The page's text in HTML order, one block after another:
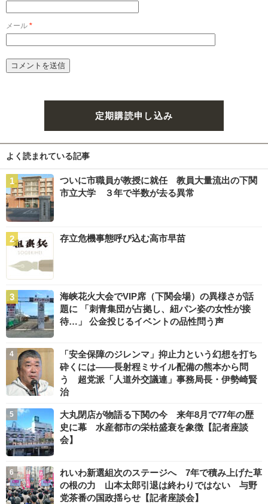
メール *
定期購読申し込み
よく読まれている記事
ついに市職員が教授に就任 教員大量流出の下関
市立大学 ３年で半数が去る異常
存立危機事態呼び込む高市早苗
海峡花火大会でVIP席（下関会場）の異様さが話
題に 「刺青集団が占拠し、紐パン姿の女性が接
待…」 公金投じるイベントの品性問う声
「安全保障のジレンマ」抑止力という幻想を打ち
砕くには――長射程ミサイル配備の熊本から問
う 超党派「人道外交議連」事務局長・伊勢崎賢
治
大丸閉店が物語る下関の今 来年8月で77年の歴
史に幕 水産都市の栄枯盛衰を象徴【記者座談
会】
れいわ新選組次のステージへ 7年で積み上げた草
の根の力 山本太郎引退は終わりではない 与野
党茶番の国政揺らせ【記者座談会】